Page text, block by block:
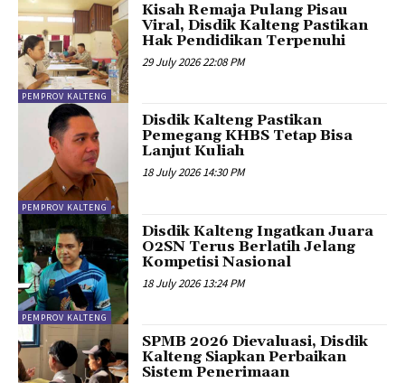
PEMPROV KALTENG
Kisah Remaja Pulang Pisau
Viral, Disdik Kalteng Pastikan
Hak Pendidikan Terpenuhi
29 July 2026 22:08 PM
PEMPROV KALTENG
Disdik Kalteng Pastikan
Pemegang KHBS Tetap Bisa
Lanjut Kuliah
18 July 2026 14:30 PM
PEMPROV KALTENG
Disdik Kalteng Ingatkan Juara
O2SN Terus Berlatih Jelang
Kompetisi Nasional
18 July 2026 13:24 PM
SPMB 2026 Dievaluasi, Disdik
Kalteng Siapkan Perbaikan
Sistem Penerimaan